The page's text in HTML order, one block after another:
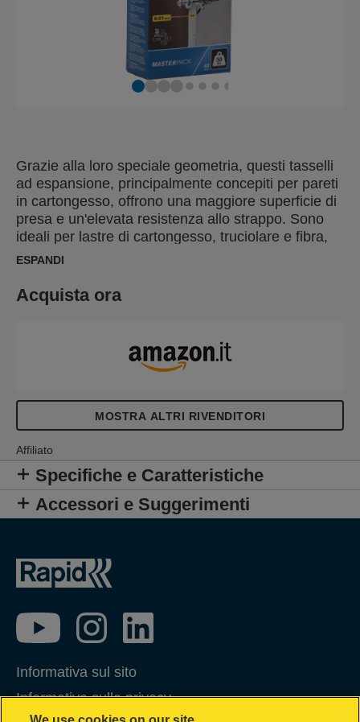
Grazie alla loro speciale geometria, questi tasselli
ad espansione, principalmente concepiti per pareti
in cartongesso, offrono una maggiore superficie di
presa e un'elevata resistenza allo strappo. Sono
ideali per lastre di cartongesso, truciolare e fibra,
nonché lastre in plastica, metallo e laminato con
un'installazione rapida e semplice, utilizzare gli
strumenti di fissaggio Rapid XP20 o XP30.
ESPANDI
Acquista ora
MOSTRA ALTRI RIVENDITORI
Affiliato
Specifiche e Caratteristiche
Accessori e Suggerimenti
Informativa sul sito
Informativa sulla privacy